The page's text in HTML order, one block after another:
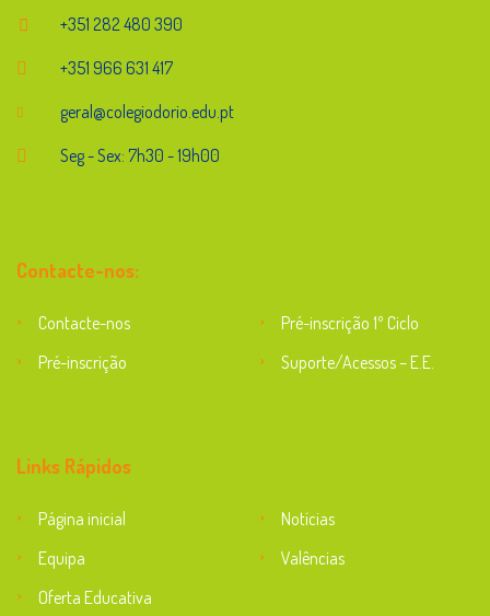
+351 282 480 390
+351 966 631 417
geral@colegiodorio.edu.pt
Seg - Sex: 7h30 - 19h00
Contacte-nos:
Contacte-nos
Pré-inscrição 1º Ciclo
Pré-inscrição
Suporte/Acessos – E.E.
Links Rápidos
Página inicial
Notícias
Equipa
Valências
Oferta Educativa